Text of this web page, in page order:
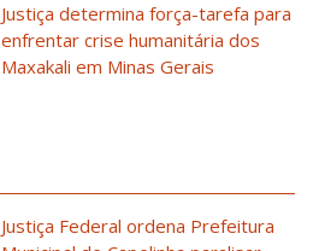
Justiça determina força-tarefa para
enfrentar crise humanitária dos
Maxakali em Minas Gerais
Justiça Federal ordena Prefeitura